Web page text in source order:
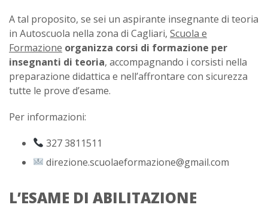
A tal proposito, se sei un aspirante insegnante di teoria
in Autoscuola nella zona di Cagliari, Scuola e
Formazione organizza corsi di formazione per
insegnanti di teoria, accompagnando i corsisti nella
preparazione didattica e nell’affrontare con sicurezza
tutte le prove d’esame.
Per informazioni:
327 3811511
direzione.scuolaeformazione@gmail.com
L’ESAME DI ABILITAZIONE